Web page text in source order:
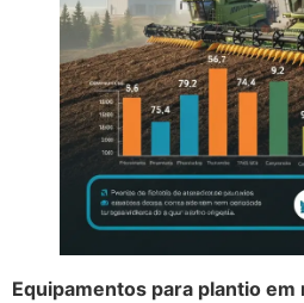
Equipamentos para plantio